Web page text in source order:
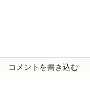
コメントを書き込む